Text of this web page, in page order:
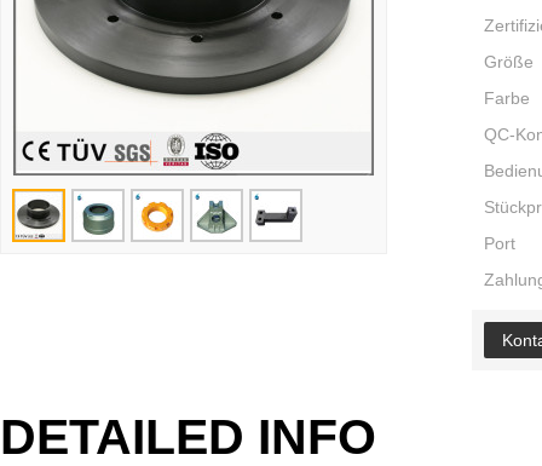
Größe
Farbe
QC-
Port
DETAILED INFO